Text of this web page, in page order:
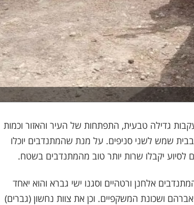
גדילה טבעית, התפתחות של העיר והאזור וכמות
שמש לשני סניפים. על מנת שהמתנדבים יוכלו
לסיוע יקבלו שרות יותר טוב מהמתנדבים בשטח.
אלחנן ורטהיים וסגנו ישי גברא והוא יאחד
ושכונת המשקפיים. וכן את צוות נחשון (גברים)